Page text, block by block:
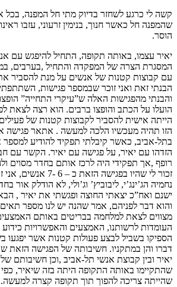
קשה לי כרגע לשחזר בדיוק מתי חל המפנה, בכל
שהמפנה חל כאשר חנוך, בנימין זרעוני, עזבו
הוסר.
יאיר עצמו, באותה תקופה, התחיל להיפגש עם
המסגרת הצרה של המפקדה והתחיל ,בערבים,
עם קבוצות קטנות של אנשים על מנת להסביר
הבנתי זאת ואני זוכר שבמספר פגישות,
והבנתי מהפגישות האלה ש”עיקרי התחייה”
הועלו על הכתב והופצו ברבים. הוא רצה לצאת
הייתה אישית להסביר לקבוצות קטנות של
הזו תהיה מעכשיו הלכה למעשה . אתאר פגישה
בתל-אביב, כאשר קיבלתי תפקיד להודיע
הזדהו עם יאיר, על פגישה עם יאיר. הקשר עם
רופף ,אך תפקידי היה לרכז אותם בחדר מסוים
זכור לי שהיו בפגישה
נחמיה הג’ינג’י, ליבוביץ’ וג’ולי, לא הודלק אור
ישנם ואח”כ יצאתי החוצה ופגשתי את יאיר ,
והוא דבר לפניהם, אמר שהנה יש לנו מספר
מצווים לצאת למלחמה בבריטים באותם
העומדות לרשותנו, האמצעים והאפשרויות
הספיקו בשביל לבצע פעולות קטנות אשר יפגעו
דברו והן במתקניו. חשיבותה של הפגישה הזאת
יאיר ובין קבוצת אנשי תל-אביב ,וכן חשיבותם
שהתקיימו באותה התקופה היתה בזה שיאיר,
שהייתה צריכה להפוך תוך תקופה קצרה למעשה.